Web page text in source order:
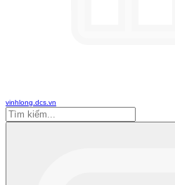
vinhlong.dcs.vn